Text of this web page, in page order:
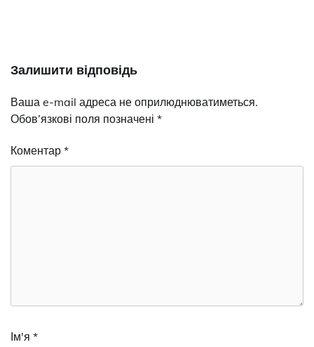
Залишити відповідь
Ваша e-mail адреса не оприлюднюватиметься.
Обов’язкові поля позначені *
Коментар *
Ім'я *